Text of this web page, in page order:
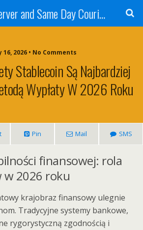
Process Server and Same Day Courier Services- San Diego|Orange County|Los Angeles
16, 2026 • No Comments
Stablecoin Są Najbardziej
Wypłaty W 2026 Roku
Pin Mail SMS
finansowej: rola
w 2026 roku
krajobraz finansowy ulegnie
Tradycyjne systemy bankowe,
rygorystyczną zgodnością i